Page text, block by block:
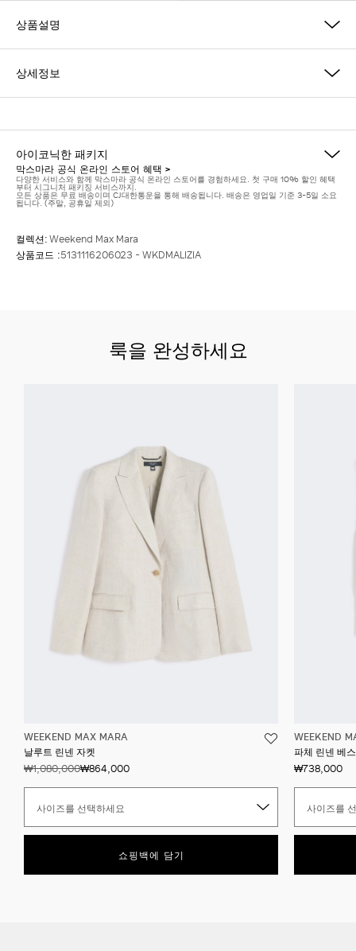
상품설명
상세정보
아이코닉한 패키지
막스마라 공식 온라인 스토어 혜택 >
다양한 서비스와 함께 막스마라 공식 온라인 스토어를 경험하세요. 첫 구매 10% 할인 혜택
부터 시그니처 패키징 서비스까지.
모든 상품은 무료 배송이며 CJ대한통운을 통해 배송됩니다. 배송은 영업일 기준 3-5일 소요
됩니다. (주말, 공휴일 제외)
컬렉션:Weekend Max Mara
상품코드 :5131116206023 - WKDMALIZIA
룩을 완성하세요
WEEKEND MAX MARA
날루트 린넨 자켓
₩1,080,000₩864,000
사이즈를 선택하세요
쇼핑백에 담기
WEEKEND
파체 린넨 베
₩738,000
사이즈를